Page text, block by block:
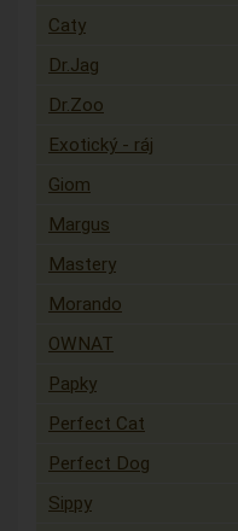
Caty
Dr.Jag
Dr.Zoo
Exotický - ráj
Giom
Margus
Mastery
Morando
OWNAT
Papky
Perfect Cat
Perfect Dog
Sippy